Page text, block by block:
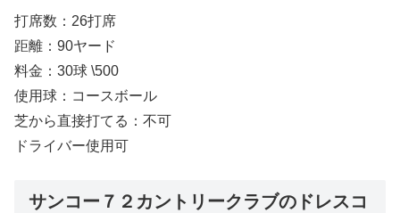
打席数：26打席
距離：90ヤード
料金：30球 \500
使用球：コースボール
芝から直接打てる：不可
ドライバー使用可
サンコー７２カントリークラブのドレスコ